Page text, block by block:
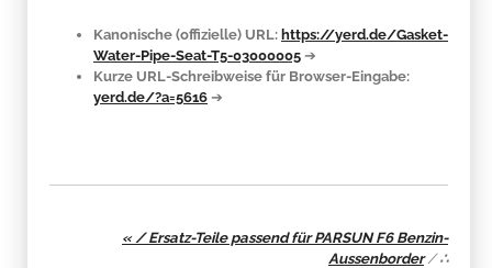
Kanonische (offizielle) URL: https://yerd.de/Gasket-
Water-Pipe-Seat-T5-03000005 ➔
Kurze URL-Schreibweise für Browser-Eingabe:
yerd.de/?a=5616 ➔
« / Ersatz-Teile passend für PARSUN F6 Benzin-
Aussenborder/∴